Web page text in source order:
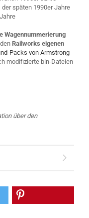
späten 1990er Jahre
Wagennummerierung
Railworks eigenen
Packs von Armstrong
modifizierte bin-Dateien
über den